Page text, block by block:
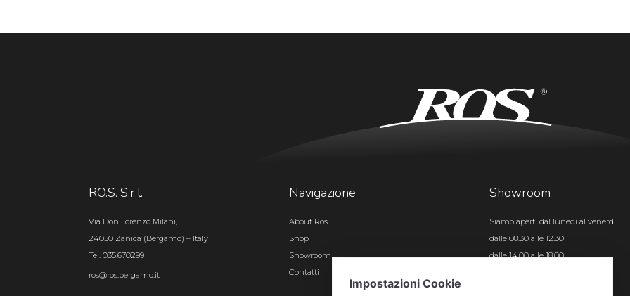
RO.S. S.r.l.
Via Don Lorenzo Milani, 1
24050 Zanica (Bergamo) – Italy
Tel. 035.670299
ros@ros.bergamo.it
Navigazione
About Ros
Shop
Showroom
Contatti
Showroom
Siamo aperti dal lunedì al venerdì
dalle 08.30 alle 12.30
dalle 14.00 alle 18.00